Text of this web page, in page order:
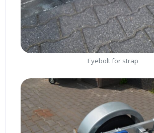
Eyebolt for strap